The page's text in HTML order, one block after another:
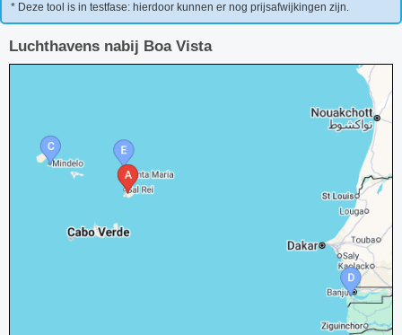
* Deze tool is in testfase: hierdoor kunnen er nog prijsafwijkingen zijn.
Luchthavens nabij Boa Vista